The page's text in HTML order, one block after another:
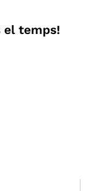
temps!